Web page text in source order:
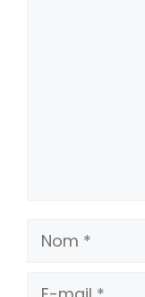
Nom
E-